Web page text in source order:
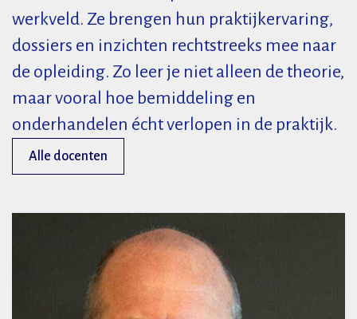
werkveld. Ze brengen hun praktijkervaring,
dossiers en inzichten rechtstreeks mee naar
de opleiding. Zo leer je niet alleen de theorie,
maar vooral hoe bemiddeling en
onderhandelen écht verlopen in de praktijk.
Alle docenten